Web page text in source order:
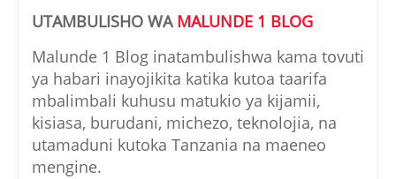
UTAMBULISHO WA MALUNDE 1 BLOG
Malunde 1 Blog inatambulishwa kama tovuti
ya habari inayojikita katika kutoa taarifa
mbalimbali kuhusu matukio ya kijamii,
kisiasa, burudani, michezo, teknolojia, na
utamaduni kutoka Tanzania na maeneo
mengine.